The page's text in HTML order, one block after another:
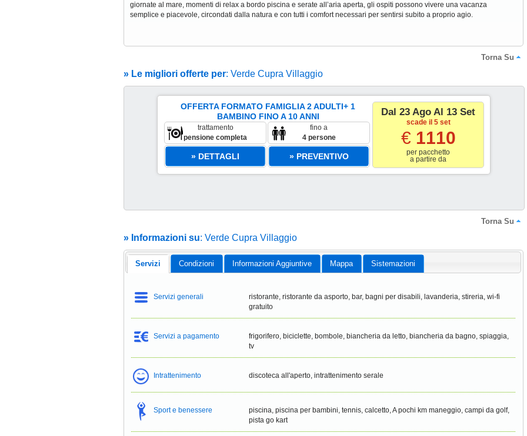
giornate al mare, momenti di relax a bordo piscina e serate all’aria aperta, gli ospiti possono vivere una vacanza
semplice e piacevole, circondati dalla natura e con tutti i comfort necessari per sentirsi subito a proprio agio.
Torna Su
» Le migliori offerte per: Verde Cupra Villaggio
OFFERTA FORMATO FAMIGLIA 2 ADULTI+ 1
BAMBINO FINO A 10 ANNI
trattamento
pensione completa
fino a
4 persone
» DETTAGLI » PREVENTIVO
Dal 23 Ago Al 13 Set
scade il 5 set
€ 1110
per pacchetto
a partire da
Torna Su
» Informazioni su: Verde Cupra Villaggio
Servizi Condizioni Informazioni Aggiuntive Mappa Sistemazioni
Servizi generali
ristorante, ristorante da asporto, bar, bagni per disabili, lavanderia, stireria, wi-fi
gratuito
Servizi a pagamento
frigorifero, biciclette, bombole, biancheria da letto, biancheria da bagno, spiaggia,
tv
Intrattenimento discoteca all'aperto, intrattenimento serale
Sport e benessere
piscina, piscina per bambini, tennis, calcetto, A pochi km maneggio, campi da golf,
pista go kart